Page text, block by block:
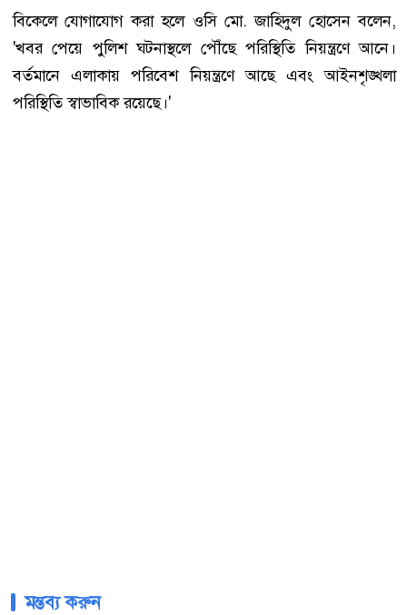
বিকেলে যোগাযোগ করা হলে ওসি মো. জাহিদুল হোসেন বলেন,
'খবর পেয়ে পুলিশ ঘটনাস্থলে পৌঁছে পরিস্থিতি নিয়ন্ত্রণে আনে।
বর্তমানে এলাকায় পরিবেশ নিয়ন্ত্রণে আছে এবং আইনশৃঙ্খলা
পরিস্থিতি স্বাভাবিক রয়েছে।'
মন্তব্য করুন